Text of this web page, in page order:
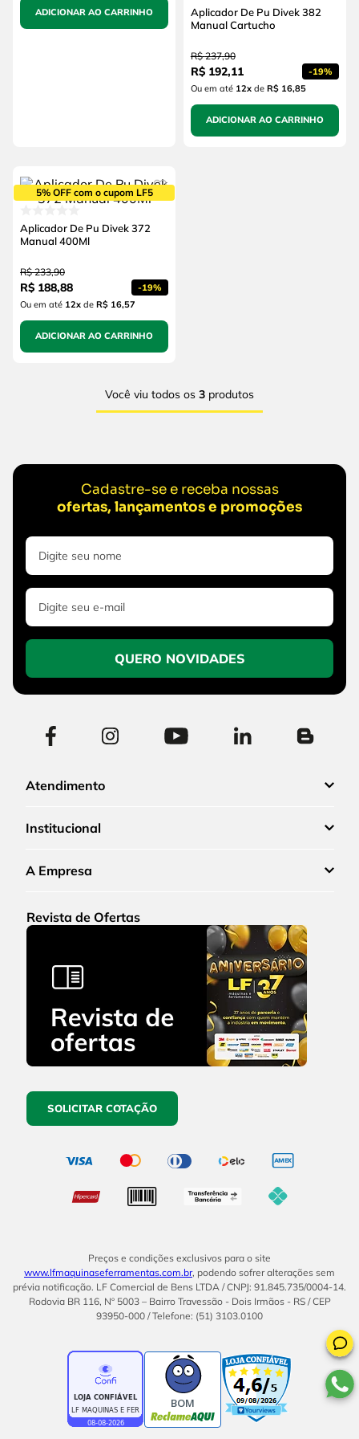
ADICIONAR AO CARRINHO
Aplicador De Pu Divek 382
Manual Cartucho
R$ 237,90
R$ 192,11 -19%
Ou em até 12xde R$ 16,85
ADICIONAR AO CARRINHO
5% OFF com o cupom LF5
Aplicador De Pu Divek 372
Manual 400Ml
R$ 233,90
R$ 188,88 -19%
Ou em até 12xde R$ 16,57
ADICIONAR AO CARRINHO
Você viu todos os 3 produtos
Cadastre-se e receba nossas
ofertas, lançamentos e promoções
QUERO NOVIDADES
Atendimento
Institucional
A Empresa
Revista de Ofertas
SOLICITAR COTAÇÃO
Preços e condições exclusivos para o site
www.lfmaquinaseferramentas.com.br, podendo sofrer alterações sem
prévia notificação. LF Comercial de Bens LTDA / CNPJ: 91.845.735/0004-14.
Rodovia BR 116, Nº 5003 – Bairro Travessão - Dois Irmãos - RS / CEP
93950-000 / Telefone: (51) 3103.0100
BOM